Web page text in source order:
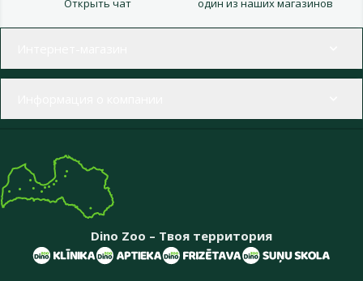
Открыть чат один из наших магазинов
Dino Zoo – Твоя территория